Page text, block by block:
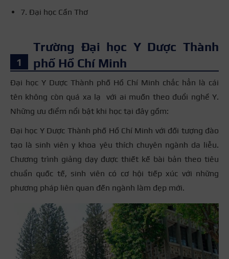
7. Đại học Cần Thơ
Trường Đại học Y Dược Thành
phố Hồ Chí Minh
Đại học Y Dược Thành phố Hồ Chí Minh chắc hẳn là cái
tên không còn quá xa lạ với ai muốn theo đuổi nghề Y.
Những ưu điểm nổi bật khi học tại đây gồm:
Đại học Y Dược Thành phố Hồ Chí Minh với đối tượng đào
tạo là sinh viên y khoa yêu thích chuyên ngành da liễu.
Chương trình giảng dạy được thiết kế bài bản theo tiêu
chuẩn quốc tế, sinh viên có cơ hội tiếp xúc với những
phương pháp liên quan đến ngành làm đẹp mới.